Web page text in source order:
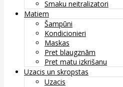
Smaku neitralizatori
Matiem
Šampūni
Kondicionieri
Maskas
Pret blaugznām
Pret matu izkrišanu
Uzacis un skropstas
Uzacis